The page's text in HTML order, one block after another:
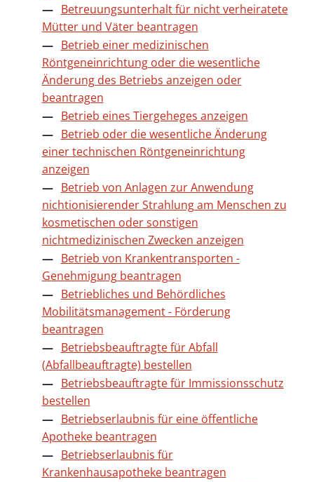
Betreuungsunterhalt für nicht verheiratete
Mütter und Väter beantragen
Betrieb einer medizinischen
Röntgeneinrichtung oder die wesentliche
Änderung des Betriebs anzeigen oder
beantragen
Betrieb eines Tiergeheges anzeigen
Betrieb oder die wesentliche Änderung
einer technischen Röntgeneinrichtung
anzeigen
Betrieb von Anlagen zur Anwendung
nichtionisierender Strahlung am Menschen zu
kosmetischen oder sonstigen
nichtmedizinischen Zwecken anzeigen
Betrieb von Krankentransporten -
Genehmigung beantragen
Betriebliches und Behördliches
Mobilitätsmanagement - Förderung
beantragen
Betriebsbeauftragte für Abfall
(Abfallbeauftragte) bestellen
Betriebsbeauftragte für Immissionsschutz
bestellen
Betriebserlaubnis für eine öffentliche
Apotheke beantragen
Betriebserlaubnis für
Krankenhausapotheke beantragen